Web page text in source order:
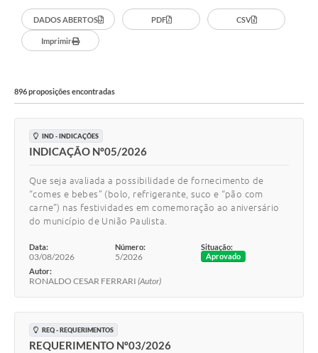
Contas Públicas
Notícias
FAQ - Perguntas Frequentes
Carta de Serviços
Comissões Permanentes
Sessão Plenária
Proposições
Legislaturas
Mesa Diretora
DADOS ABERTOS PDF CSV
Imprimir
896 proposições encontradas
IND - INDICAÇÕES
INDICAÇÃO Nº05/2026
Que seja avaliada a possibilidade de fornecimento de
“comes e bebes” (bolo, refrigerante, suco e “pão com
carne”) nas festividades em comemoração ao aniversário
do município de União Paulista.
Data:
03/08/2026
Número:
5/2026
Situação:
Aprovado
Autor:
RONALDO CESAR FERRARI (Autor)
REQ - REQUERIMENTOS
REQUERIMENTO Nº03/2026